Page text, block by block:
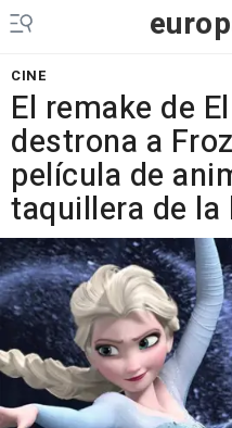
CINE
El remake de
destrona a
película de
taquillera de